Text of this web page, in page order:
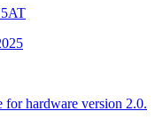
for hardware version 2.0.